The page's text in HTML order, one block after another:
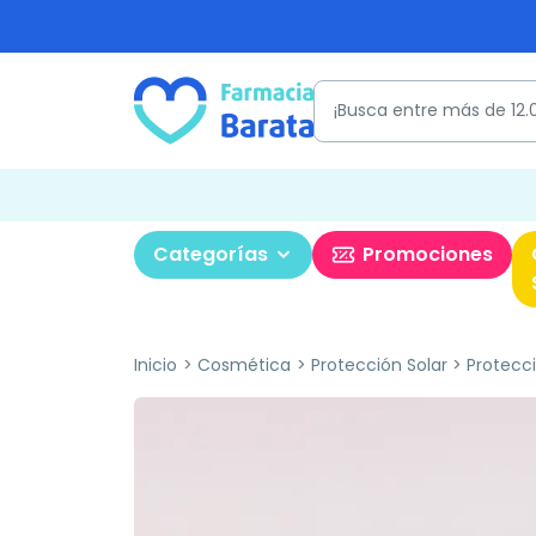
Categorías Promociones
Inicio Cosmética Protección Solar